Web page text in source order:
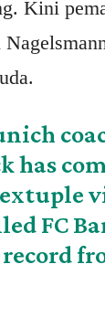
Kini
has
FC